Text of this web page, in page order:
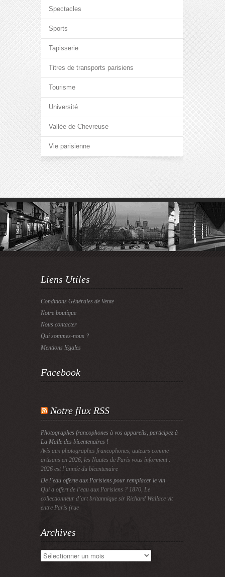
Spectacles
Sports
Tapisserie
Titres de transports parisiens
Tourisme
Université
Vallée de Chevreuse
Vie parisienne
Liens Utiles
Conditions Générales de Vente
Notre boutique
Nous contacter
Qui sommes-nous ?
Mentions légales
Facebook
Notre flux RSS
Photographes francophones à vos appareils, participez à
La Malle des bicentenaires !
Avis aux photographes francophones, auteurs comme
artisans en 2026, les Nautes de Paris vous informent :
2026 est l’année du bicentenaire
De l’eau offerte aux Parisiens pour remplacer le vin
Qui a offert de l’eau aux Parisiens ? 1870, Le
collectionneur d’art britannique sir Richard Wallace vit
entre Paris (rue
Archives
Archives